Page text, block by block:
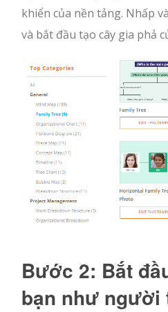
khiển của nền tảng. Nhấp
và bắt đầu tạo cây gia phả
Bước 2: Bắt
bạn như người